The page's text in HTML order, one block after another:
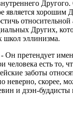
хорошим
Других,
школ эллинизма.
Он претендует
есть то,
заботы
скорее,
и дзэн-